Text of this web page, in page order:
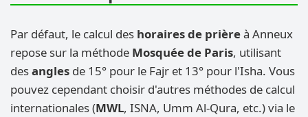
Par défaut, le calcul des horaires de prièreà Anneux
repose sur la méthode Mosquée de Paris, utilisant
desangles de 15° pour le Fajr et 13° pour l'Isha. Vous
pouvez cependant choisir d'autres méthodes de calcul
internationales (MWL, ISNA, Umm Al-Qura, etc.) via le